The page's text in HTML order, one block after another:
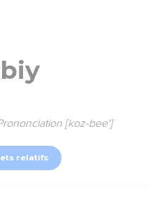
[koz-bee']
relatifs